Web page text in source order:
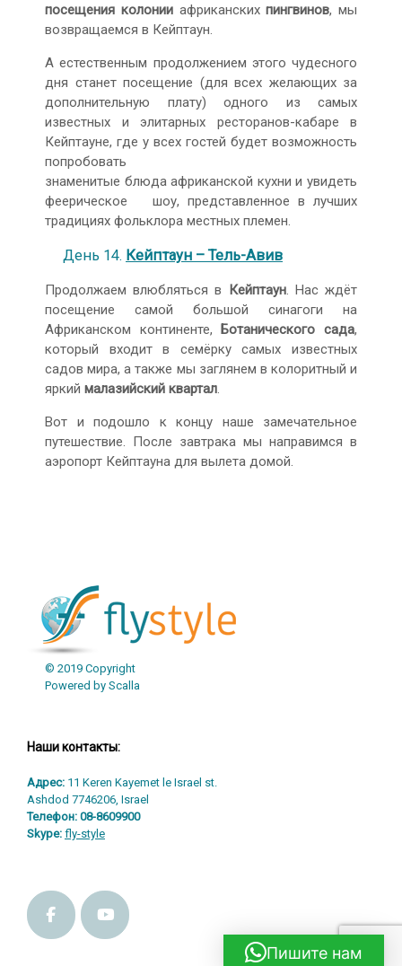
посещения колонииафриканскихпингвинов, мы
возвращаемся в Кейптаун.
А естественным продолжением этого чудесного
дня станет посещение (для всех желающих за
дополнительную плату) одного из самых
известных и элитарных ресторанов-кабаре в
Кейптауне, где у всех гостей будет возможность
попробовать
знаменитые блюда африканской кухни и увидеть
феерическое шоу, представленное в лучших
традициях фольклора местных племен.
День 14. Кейптаун – Тель-Авив
Продолжаем влюбляться в Кейптаун. Нас ждёт
посещение самой большой синагоги на
Африканском континенте,
Ботанического сада,
который входит в семёрку самых известных
садов мира, а также мы заглянем в колоритный и
яркий малазийский квартал.
Вот и подошло к концу наше замечательное
путешествие. После завтрака мы направимся в
аэропорт Кейптауна для вылета домой.
© 2019 Copyright
Powered by Scalla
Наши контакты:
Адрес: 11 Keren Kayemet le Israel st.
Ashdod 7746206, Israel
Телефон: 08-8609900
Skype: fly-style
Пишите нам